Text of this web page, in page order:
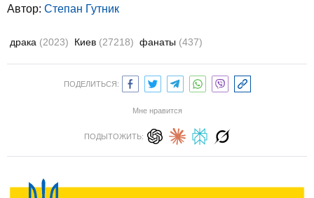
Автор: Степан Гутник
драка (2023) Киев (27218) фанаты (437)
ПОДЕЛИТЬСЯ:
Мне нравится
ПОДЫТОЖИТЬ: